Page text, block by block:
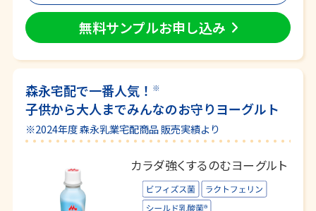
無料サンプルお申し込み
森永宅配で一番人気！ ※
子供から大人までみんなのお守りヨーグルト
※2024年度 森永乳業宅配商品 販売実績より
カラダ強くするのむヨーグルト